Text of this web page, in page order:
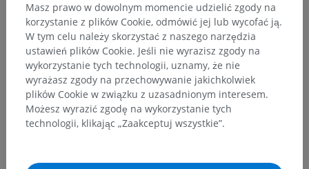
Masz prawo w dowolnym momencie udzielić zgody na
korzystanie z plików Cookie, odmówić jej lub wycofać ją.
W tym celu należy skorzystać z naszego narzędzia
ustawień plików Cookie. Jeśli nie wyrazisz zgody na
wykorzystanie tych technologii, uznamy, że nie
wyrażasz zgody na przechowywanie jakichkolwiek
plików Cookie w związku z uzasadnionym interesem.
Możesz wyrazić zgodę na wykorzystanie tych
technologii, klikając „Zaakceptuj wszystkie”.